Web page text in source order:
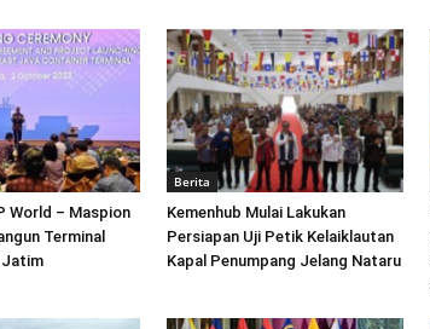
World – Maspion
Terminal
Jatim
Berita
Kemenhub Mulai Lakukan
Persiapan Uji Petik Kelaiklautan
Kapal Penumpang Jelang Nataru